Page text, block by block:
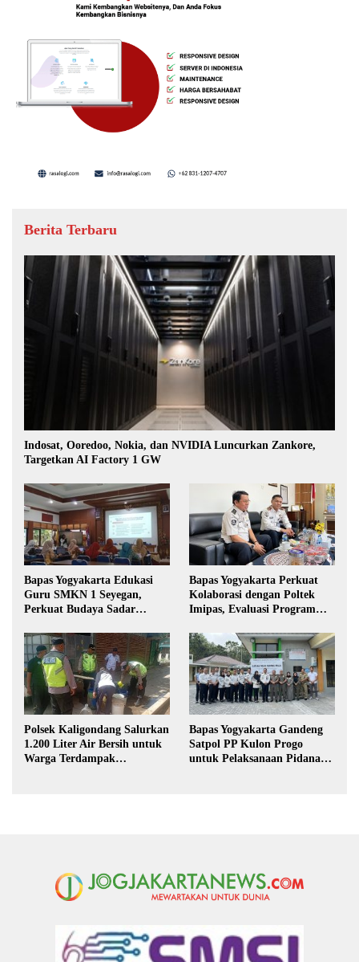
Berita Terbaru
Indosat, Ooredoo, Nokia, dan NVIDIA Luncurkan Zankore,
Targetkan AI Factory 1 GW
Bapas Yogyakarta Edukasi
Guru SMKN 1 Seyegan,
Perkuat Budaya Sadar
Bapas Yogyakarta Perkuat
Kolaborasi dengan Poltek
Imipas, Evaluasi Program
Polsek Kaligondang Salurkan
1.200 Liter Air Bersih untuk
Warga Terdampak
Bapas Yogyakarta Gandeng
Satpol PP Kulon Progo
untuk Pelaksanaan Pidana